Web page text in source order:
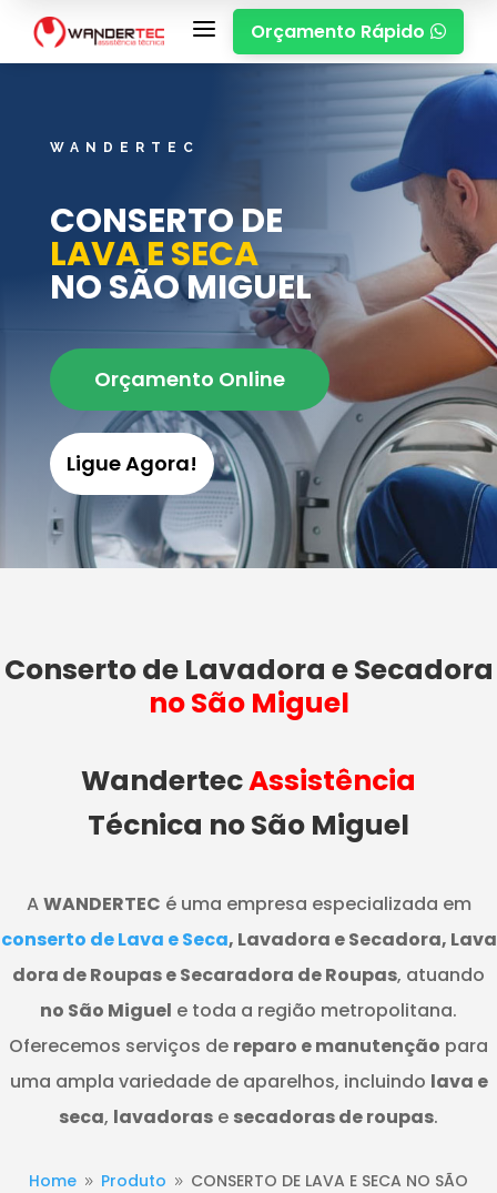
a Orçamento Rápido 
WANDERTEC
CONSERTO DE
LAVA E SECA
NO SÃO MIGUEL
Orçamento Online
Ligue Agora!
Conserto de Lavadora e Secadora
no São Miguel
WandertecAssistência
Técnica no São Miguel
AWANDERTEC é uma empresa especializada em
conserto de Lava e Seca, Lavadora e Secadora, Lava
dora de Roupas e Secaradora de Roupas, atuando
no São Miguel e toda a região metropolitana.
Oferecemos serviços de reparo e manutenção para
uma ampla variedade de aparelhos, incluindo lava e
seca, lavadoras e secadoras de roupas.
Home 9 Produto 9 CONSERTO DE LAVA E SECA NO SÃO